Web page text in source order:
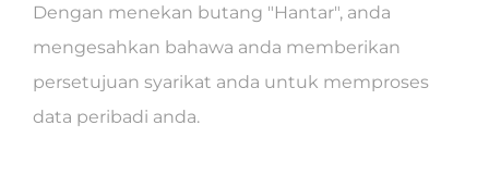
Dengan menekan butang "Hantar", anda
mengesahkan bahawa anda memberikan
persetujuan syarikat anda untuk memproses
data peribadi anda.